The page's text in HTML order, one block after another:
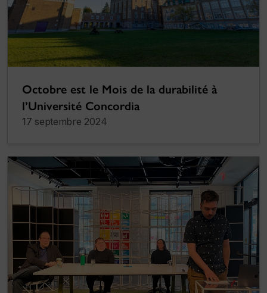
Octobre est le Mois de la durabilité à
l’Université Concordia
17 septembre 2024